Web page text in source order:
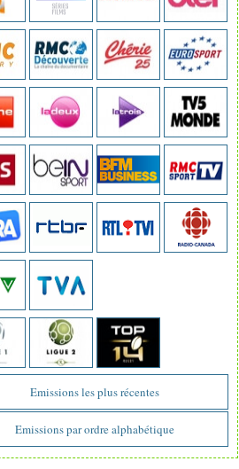
Emissions les plus récentes
Emissions par ordre alphabétique